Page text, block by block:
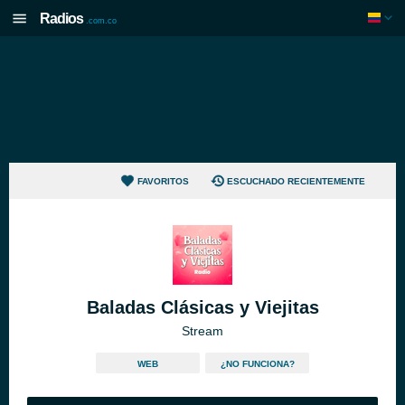
Radios .com.co
FAVORITOS ESCUCHADO RECIENTEMENTE
Baladas Clásicas y Viejitas
Stream
WEB ¿NO FUNCIONA?